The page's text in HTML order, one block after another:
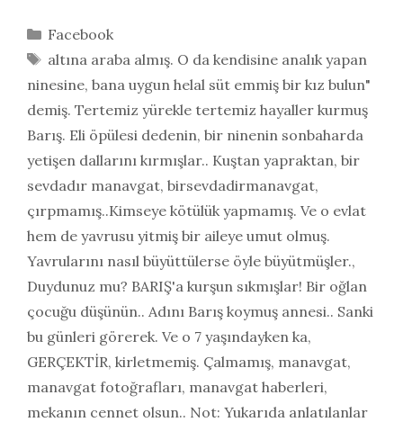
Kategoriler
Facebook
Etiketler
altına araba almış. O da kendisine analık yapan
ninesine, bana uygun helal süt emmiş bir kız bulun"
demiş. Tertemiz yürekle tertemiz hayaller kurmuş
Barış. Eli öpülesi dedenin, bir ninenin sonbaharda
yetişen dallarını kırmışlar.. Kuştan yapraktan, bir
sevdadır manavgat, birsevdadirmanavgat,
çırpmamış..Kimseye kötülük yapmamış. Ve o evlat
hem de yavrusu yitmiş bir aileye umut olmuş.
Yavrularını nasıl büyüttülerse öyle büyütmüşler.,
Duydunuz mu? BARIŞ'a kurşun sıkmışlar! Bir oğlan
çocuğu düşünün.. Adını Barış koymuş annesi.. Sanki
bu günleri görerek. Ve o 7 yaşındayken ka,
GERÇEKTİR, kirletmemiş. Çalmamış, manavgat,
manavgat fotoğrafları, manavgat haberleri,
mekanın cennet olsun.. Not: Yukarıda anlatılanlar